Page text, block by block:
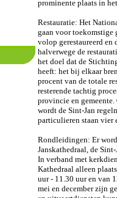
prominente plaats in
Restauratie: Het
gaan voor toekomstige
volop gerestaureerd
halverwege de
het doel dat de
heeft: het bij elkaar
procent van de totale
resterende tachtig
provincie en
wordt de Sint-Jan
particulieren staan vier
Rondleidingen: Er
Janskathedraal, de
In verband met
Kathedraal alleen
uur - 11.30 uur en van
mei en december zijn